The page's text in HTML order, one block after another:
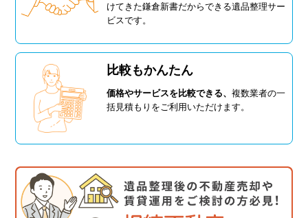
けてきた鎌倉新書だからできる遺品整理サー
ビスです。
比較もかんたん
価格やサービスを比較できる、複数業者の一
括見積もりをご利用いただけます。